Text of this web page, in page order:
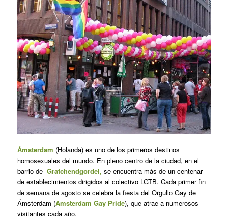
Ámsterdam (Holanda) es uno de los primeros destinos
homosexuales del mundo. En pleno centro de la ciudad, en el
barrio de Gratchendgordel, se encuentra más de un centenar
de establecimientos dirigidos al colectivo LGTB. Cada primer fin
de semana de agosto se celebra la fiesta del Orgullo Gay de
Ámsterdam (Amsterdam Gay Pride), que atrae a numerosos
visitantes cada año.